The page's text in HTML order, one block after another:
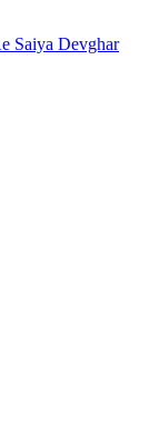
Saiya Devghar